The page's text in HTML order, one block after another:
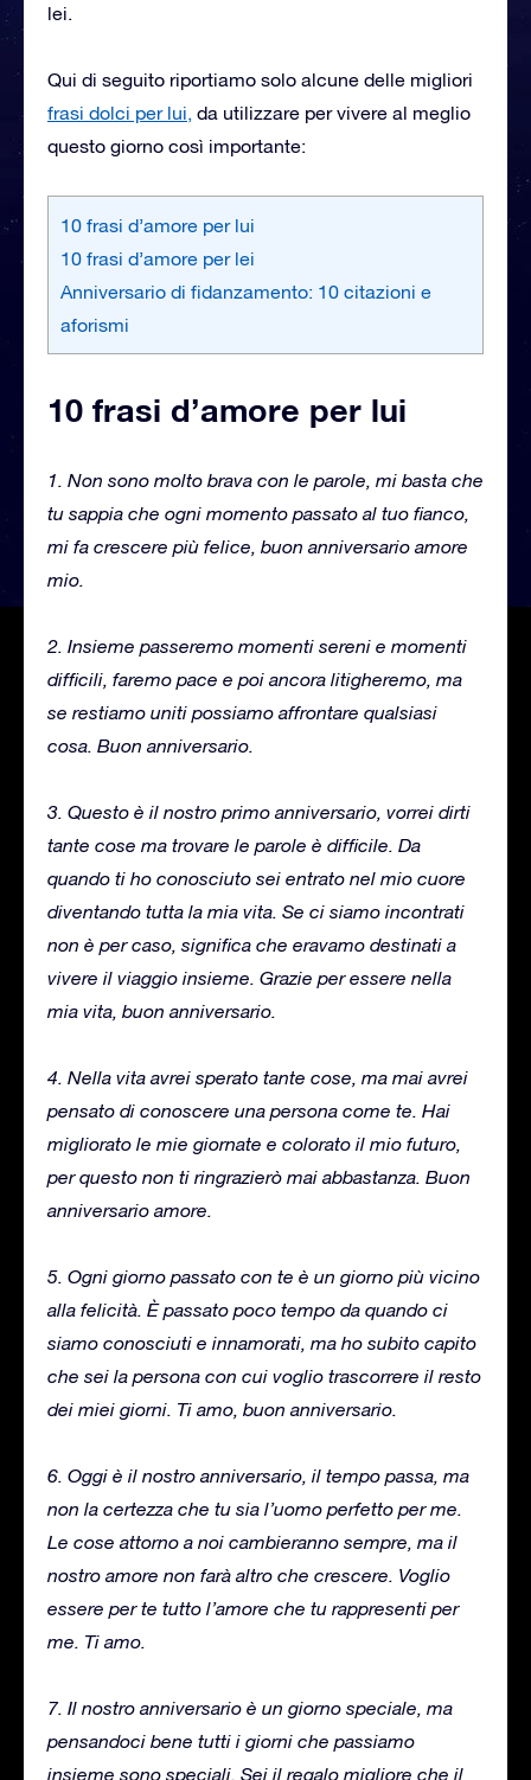
lei.
Qui di seguito riportiamo solo alcune delle migliori
frasi dolci per lui, da utilizzare per vivere al meglio
questo giorno così importante:
10 frasi d’amore per lui
10 frasi d’amore per lei
Anniversario di fidanzamento: 10 citazioni e
aforismi
10 frasi d’amore per lui
1. Non sono molto brava con le parole, mi basta che
tu sappia che ogni momento passato al tuo fianco,
mi fa crescere più felice, buon anniversario amore
mio.
2. Insieme passeremo momenti sereni e momenti
difficili, faremo pace e poi ancora litigheremo, ma
se restiamo uniti possiamo affrontare qualsiasi
cosa. Buon anniversario.
3. Questo è il nostro primo anniversario, vorrei dirti
tante cose ma trovare le parole è difficile. Da
quando ti ho conosciuto sei entrato nel mio cuore
diventando tutta la mia vita. Se ci siamo incontrati
non è per caso, significa che eravamo destinati a
vivere il viaggio insieme. Grazie per essere nella
mia vita, buon anniversario.
4. Nella vita avrei sperato tante cose, ma mai avrei
pensato di conoscere una persona come te. Hai
migliorato le mie giornate e colorato il mio futuro,
per questo non ti ringrazierò mai abbastanza. Buon
anniversario amore.
5. Ogni giorno passato con te è un giorno più vicino
alla felicità. È passato poco tempo da quando ci
siamo conosciuti e innamorati, ma ho subito capito
che sei la persona con cui voglio trascorrere il resto
dei miei giorni. Ti amo, buon anniversario.
6. Oggi è il nostro anniversario, il tempo passa, ma
non la certezza che tu sia l’uomo perfetto per me.
Le cose attorno a noi cambieranno sempre, ma il
nostro amore non farà altro che crescere. Voglio
essere per te tutto l’amore che tu rappresenti per
me. Ti amo.
7. Il nostro anniversario è un giorno speciale, ma
pensandoci bene tutti i giorni che passiamo
insieme sono speciali. Sei il regalo migliore che il